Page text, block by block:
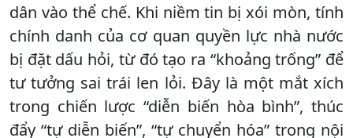
dân vào thể chế. Khi niềm tin bị xói mòn, tính
chính danh của cơ quan quyền lực nhà nước
bị đặt dấu hỏi, từ đó tạo ra “khoảng trống” để
tư tưởng sai trái len lỏi. Đây là một mắt xích
trong chiến lược “diễn biến hòa bình”, thúc
đẩy “tự diễn biến”, “tự chuyển hóa” trong nội